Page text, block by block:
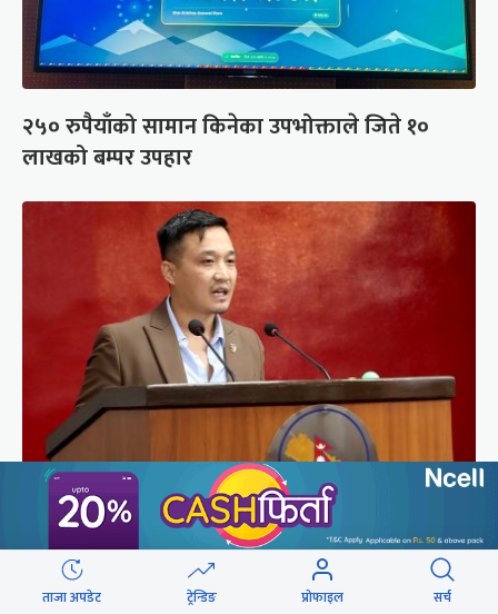
२५० रुपैयाँको सामान किनेका उपभोक्ताले जिते १०
लाखको बम्पर उपहार
संसद्को रोष्ट्रमबाटै गृहमन्त्रीले दिए प्रश्न नगर्न चेतावनी
ताजा अपडेट ट्रेन्डिङ प्रोफाइल सर्च